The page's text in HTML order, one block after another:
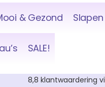
& Gezond
SALE!
8,8 klantwaardering